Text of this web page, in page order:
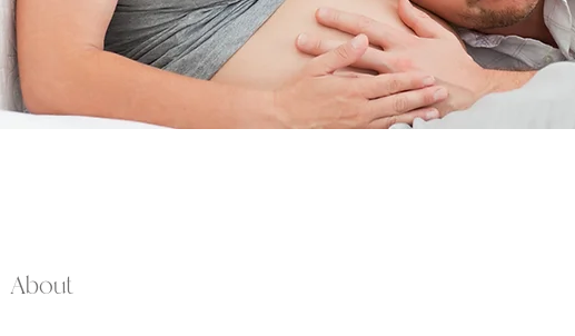
About